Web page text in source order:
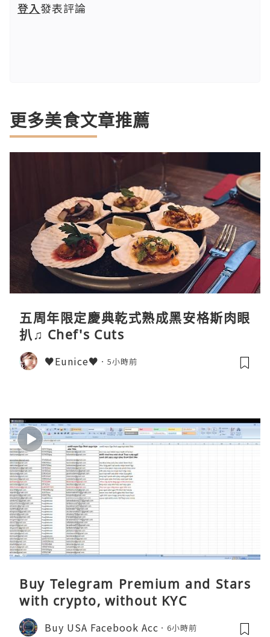
登入發表評論
更多美食文章推薦
五周年限定慶典乾式熟成黑安格斯肉眼
扒♫ Chef's Cuts
♥Eunice♥ 5小時前
Buy Telegram Premium and Stars
with crypto, without KYC
Buy USA Facebook Acc 6小時前